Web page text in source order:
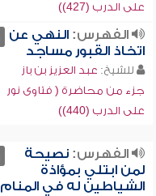
على الدرب (427))
الفهرس:النهي عن
اتخاذ القبور مساجد
للشيخ: عبد العزيز بن باز
جزء من محاضرة ( فتاوى نور
على الدرب (440))
الفهرس:نصيحة
لمن ابتلي بمؤاذة
الشياطين له في المنام